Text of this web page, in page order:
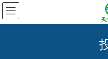
コ
ン
テ
ナ
ビ
ゲ